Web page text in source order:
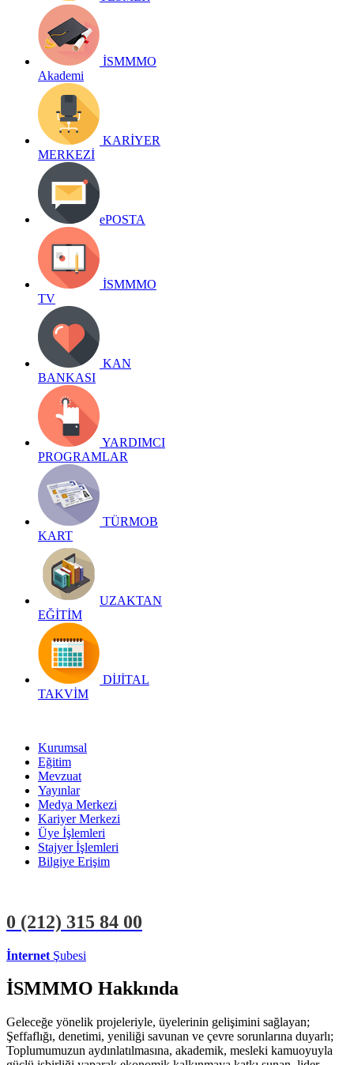
İSMMMO
Akademi
KARİYER
MERKEZİ
ePOSTA
İSMMMO
TV
KAN
BANKASI
YARDIMCI
PROGRAMLAR
TÜRMOB
KART
UZAKTAN
EĞİTİM
DİJİTAL
TAKVİM
Kurumsal
Eğitim
Mevzuat
Yayınlar
Medya Merkezi
Kariyer Merkezi
Üye İşlemleri
Stajyer İşlemleri
Bilgiye Erişim
0 (212) 315 84 00
İnternet Şubesi
İSMMMO Hakkında
Geleceğe yönelik projeleriyle, üyelerinin gelişimini sağlayan;
Şeffaflığı, denetimi, yeniliği savunan ve çevre sorunlarına duyarlı;
Toplumumuzun aydınlatılmasına, akademik, mesleki kamuoyuyla